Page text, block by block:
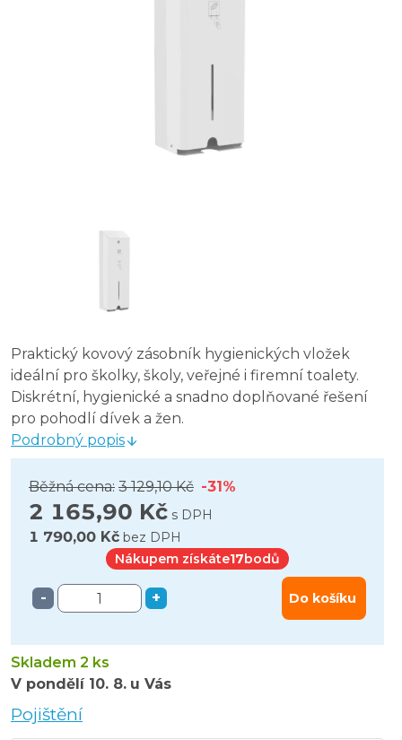
Praktický kovový zásobník hygienických vložek
ideální pro školky, školy, veřejné i firemní toalety.
Diskrétní, hygienické a snadno doplňované řešení
pro pohodlí dívek a žen.
Podrobný popis
Běžná cena: 3 129,10 Kč -31%
2 165,90 Kč s DPH
1 790,00 Kč bez DPH
Nákupem získáte17bodů
- + Do košíku
Skladem 2 ks
V pondělí 10. 8. u Vás
Pojištění